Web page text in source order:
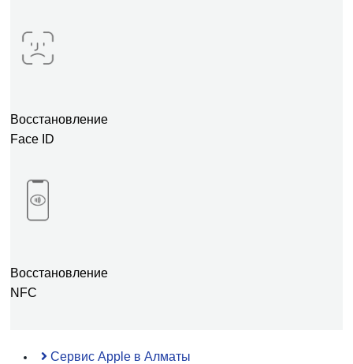
Восстановление
Face ID
Восстановление
NFC
Сервис Apple в Алматы